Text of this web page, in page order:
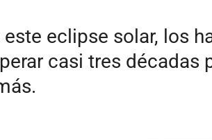
eclipse solar, los
casi tres